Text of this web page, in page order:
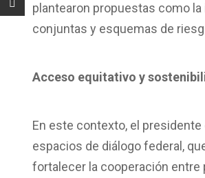
plantearon propuestas como
conjuntas y esquemas de
Acceso equitativo y
En este contexto, el presidente
espacios de diálogo federal,
fortalecer la cooperación